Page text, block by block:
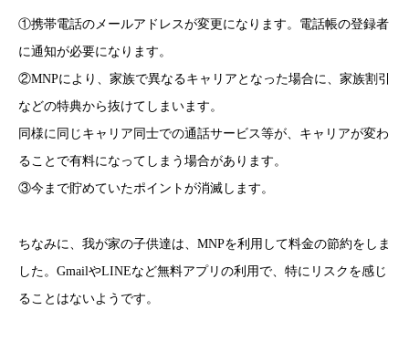
①携帯電話のメールアドレスが変更になります。電話帳の登録者
に通知が必要になります。
②MNPにより、家族で異なるキャリアとなった場合に、家族割引
などの特典から抜けてしまいます。
同様に同じキャリア同士での通話サービス等が、キャリアが変わ
ることで有料になってしまう場合があります。
③今まで貯めていたポイントが消滅します。
ちなみに、我が家の子供達は、MNPを利用して料金の節約をしま
した。GmailやLINEなど無料アプリの利用で、特にリスクを感じ
ることはないようです。